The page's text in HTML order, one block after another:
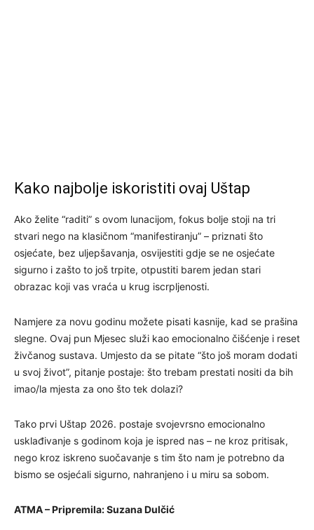
Kako najbolje iskoristiti ovaj Uštap
Ako želite “raditi” s ovom lunacijom, fokus bolje stoji na tri
stvari nego na klasičnom “manifestiranju” – priznati što
osjećate, bez uljepšavanja, osvijestiti gdje se ne osjećate
sigurno i zašto to još trpite, otpustiti barem jedan stari
obrazac koji vas vraća u krug iscrpljenosti.
Namjere za novu godinu možete pisati kasnije, kad se prašina
slegne. Ovaj pun Mjesec služi kao emocionalno čišćenje i reset
živčanog sustava. Umjesto da se pitate “što još moram dodati
u svoj život”, pitanje postaje: što trebam prestati nositi da bih
imao/la mjesta za ono što tek dolazi?
Tako prvi Uštap 2026. postaje svojevrsno emocionalno
usklađivanje s godinom koja je ispred nas – ne kroz pritisak,
nego kroz iskreno suočavanje s tim što nam je potrebno da
bismo se osjećali sigurno, nahranjeno i u miru sa sobom.
ATMA – Pripremila: Suzana Dulčić